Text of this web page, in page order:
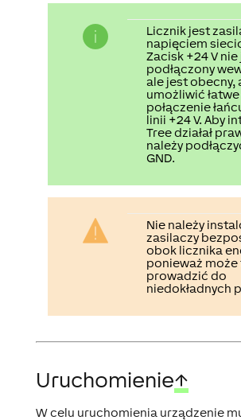
Licznik jest
napięciem
Zacisk +24 V
podłączony
ale jest obecny,
umożliwić łatwe
połączenie
linii +24 V. Aby
Tree działał
należy
GND.
Nie należy
zasilaczy
obok licznika
ponieważ może
prowadzić do
niedokładnych
Uruchomienie↑
W celu uruchomienia urządzenie